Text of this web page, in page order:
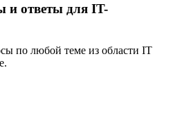
ответы для IT-
по любой теме из области IT